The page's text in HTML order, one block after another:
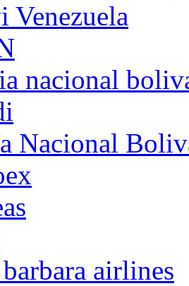
Venezuela
nacional
Nacional
airlines